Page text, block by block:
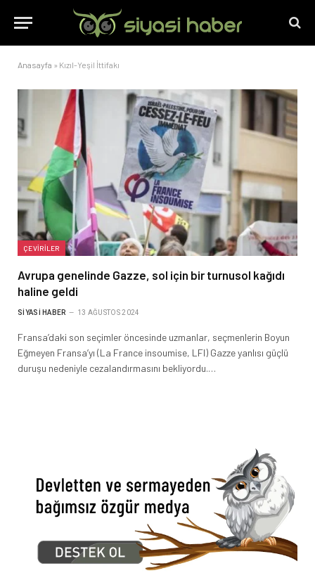
Anasayfa » Kızıl-Yeşil İttifakı
ÇEVIRILER
Avrupa genelinde Gazze, sol için bir turnusol kağıdı
haline geldi
SIYASI HABER 13 AĞUSTOS 2024
Fransa’daki son seçimler öncesinde uzmanlar, seçmenlerin Boyun
Eğmeyen Fransa’yı (La France insoumise, LFI) Gazze yanlısı güçlü
duruşu nedeniyle cezalandırmasını bekliyordu.…